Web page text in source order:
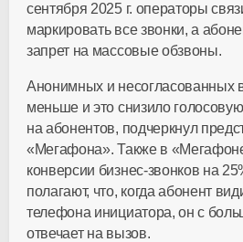
сентября 2025 г. операторы
маркировать все звонки, а
запрет на массовые обзвоны.
Анонимных и несогласованных
меньше и это снизило голосовую
на абонентов, подчеркнул
«Мегафона». Также в
конверсии бизнес‑звонков на
полагают, что, когда абонент
телефона инициатора, он с
отвечает на вызов.